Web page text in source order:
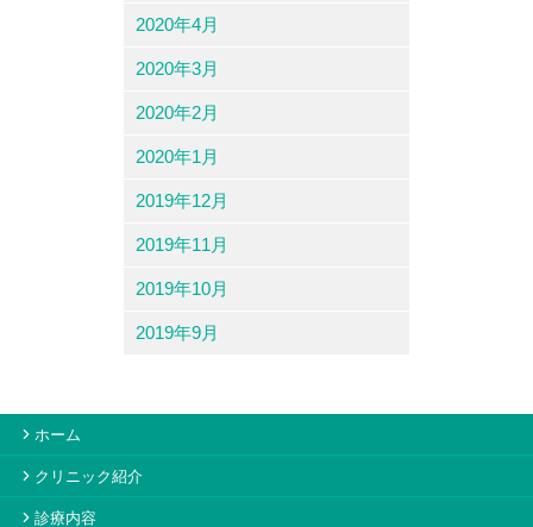
2020年4月
2020年3月
2020年2月
2020年1月
2019年12月
2019年11月
2019年10月
2019年9月
ホーム
クリニック紹介
診療内容